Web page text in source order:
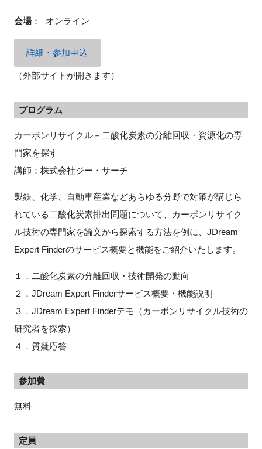
会場： オンライン
詳細・参加申込
（外部サイトが開きます）
プログラム
カーボンリサイクル－二酸化炭素の分離回収・資源化の専
門家を探す
講師：株式会社ジー・サーチ
製鉄、化学、自動車産業などあらゆる分野で対策が講じら
れている二酸化炭素排出問題について、カーボンリサイク
ル技術の専門家を論文から探索する方法を例に、JDream
Expert Finderのサービス概要と機能をご紹介いたします。
１．二酸化炭素の分離回収・技術開発の動向
２．JDream Expert Finderサービス概要・機能説明
３．JDream Expert Finderデモ（カーボンリサイクル技術の
研究者を探索）
４．質疑応答
参加費
無料
定員